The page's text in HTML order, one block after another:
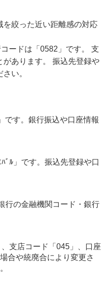
絞った近い距離感の対応
ードは「0582」です。 支
あります。 振込先登録や
い。
です。銀行振込や口座情報
ﾞﾙ」です。振込先登録や口
行の金融機関コード・銀行
支店コード「045」、口座
合や統廃合により変更さ